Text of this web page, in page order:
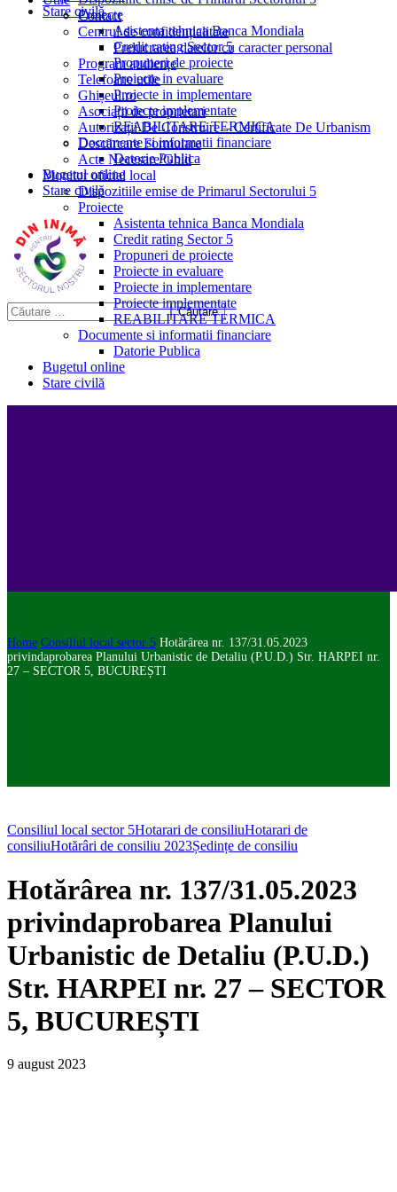
Stare civilă
Proiecte
Asistenta tehnica Banca Mondiala
Credit rating Sector 5
Propuneri de proiecte
Proiecte in evaluare
Proiecte in implementare
Proiecte implementate
REABILITARE TERMICA
Documente si informatii financiare
Datorie Publica
Bugetul online
Stare civilă
Contact
Centrul de confidențialitate
Prelucrarea datelor cu caracter personal
Program audiențe
Telefoane utile
Ghișeul.ro
Asociații de proprietari
Autorizații De Construire – Certificate De Urbanism
Descărcare Formulare
Acte Necesare/Ghid
Monitor oficial local
Dispozitiile emise de Primarul Sectorului 5
Proiecte
Asistenta tehnica Banca Mondiala
Credit rating Sector 5
Propuneri de proiecte
Proiecte in evaluare
Proiecte in implementare
Proiecte implementate
REABILITARE TERMICA
Documente si informatii financiare
Datorie Publica
Bugetul online
Stare civilă
Home Consiliul local sector 5 Hotărârea nr. 137/31.05.2023
privindaprobarea Planului Urbanistic de Detaliu (P.U.D.) Str. HARPEI nr.
27 – SECTOR 5, BUCUREȘTI
Consiliul local sector 5Hotarari de consiliuHotarari de
consiliuHotărâri de consiliu 2023Ședințe de consiliu
Hotărârea nr. 137/31.05.2023
privindaprobarea Planului
Urbanistic de Detaliu (P.U.D.)
Str. HARPEI nr. 27 – SECTOR
5, BUCUREȘTI
9 august 2023